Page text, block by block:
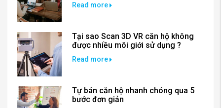
Read more
Tại sao Scan 3D VR căn hộ không
được nhiều môi giới sử dụng ?
Read more
Tự bán căn hộ nhanh chóng qua 5
bước đơn giản